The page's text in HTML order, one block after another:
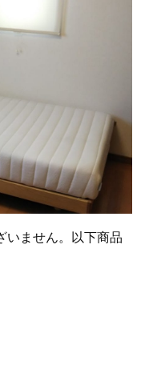
いません。以下商品